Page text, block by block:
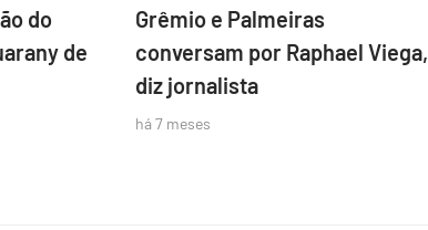
do
de
Grêmio e Palmeiras
conversam por Raphael Viega,
diz jornalista
há 7 meses